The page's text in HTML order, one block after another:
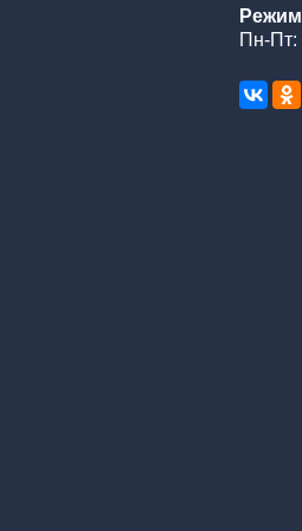
Пн-Пт: